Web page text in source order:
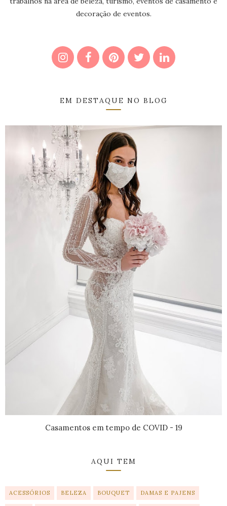
decoração de eventos.
EM DESTAQUE NO BLOG
Casamentos em tempo de COVID - 19
AQUI TEM
ACESSÓRIOS BELEZA BOUQUET DAMAS E PAJENS